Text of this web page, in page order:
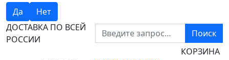
Да
Нет
ДОСТАВКА ПО ВСЕЙ
РОССИИ
Поиск
КОРЗИНА